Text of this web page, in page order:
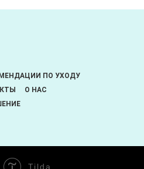
ПО УХОДУ
О НАС
Tilda